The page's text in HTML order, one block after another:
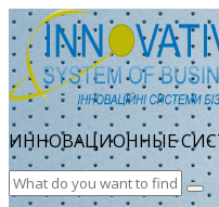
ИННОВАЦИОННЫЕ